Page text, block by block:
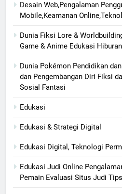
Desain Web,Pengalaman
Mobile,Keamanan
Dunia Fiksi Lore &
Game & Anime Edukasi Hiburan
Dunia Pokémon Pendidikan
dan Pengembangan Diri Fiksi
Sosial Fantasi
Edukasi
Edukasi & Strategi Digital
Edukasi Digital, Teknologi
Edukasi Judi Online
Pemain Evaluasi Situs Judi